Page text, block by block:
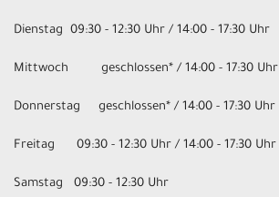
Dienstag 09:30 - 12:30 Uhr / 14:00 - 17:30 Uhr
Mittwoch geschlossen* / 14:00 - 17:30 Uhr
Donnerstag geschlossen* / 14:00 - 17:30 Uhr
Freitag 09:30 - 12:30 Uhr / 14:00 - 17:30 Uhr
Samstag 09:30 - 12:30 Uhr